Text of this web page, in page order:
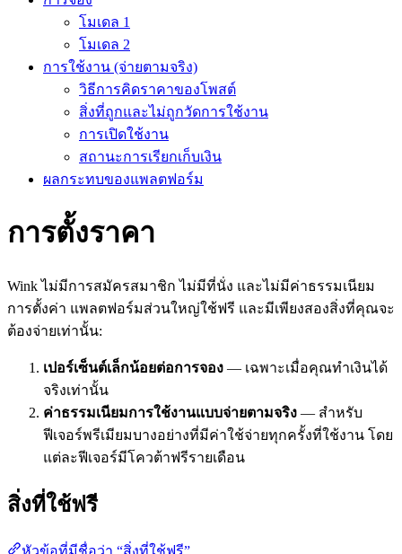
โมเดล 1
โมเดล 2
การใช้งาน (จ่ายตามจริง)
วิธีการคิดราคาของโพสต์
สิ่งที่ถูกและไม่ถูกวัดการใช้งาน
การเปิดใช้งาน
สถานะการเรียกเก็บเงิน
ผลกระทบของแพลตฟอร์ม
การตั้งราคา
Wink ไม่มีการสมัครสมาชิก ไม่มีที่นั่ง และไม่มีค่าธรรมเนียม
การตั้งค่า แพลตฟอร์มส่วนใหญ่ใช้ฟรี และมีเพียงสองสิ่งที่คุณจะ
ต้องจ่ายเท่านั้น:
เปอร์เซ็นต์เล็กน้อยต่อการจอง — เฉพาะเมื่อคุณทำเงินได้
จริงเท่านั้น
ค่าธรรมเนียมการใช้งานแบบจ่ายตามจริง — สำหรับ
ฟีเจอร์พรีเมียมบางอย่างที่มีค่าใช้จ่ายทุกครั้งที่ใช้งาน โดย
แต่ละฟีเจอร์มีโควต้าฟรีรายเดือน
สิ่งที่ใช้ฟรี
หัวข้อที่มีชื่อว่า “สิ่งที่ใช้ฟรี”